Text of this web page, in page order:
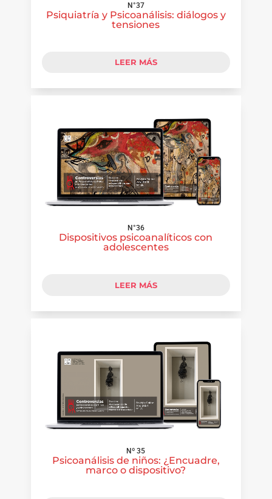
N°37
Psiquiatría y Psicoanálisis: diálogos y
tensiones
LEER MÁS
N°36
Dispositivos psicoanalíticos con
adolescentes
LEER MÁS
Nº 35
Psicoanálisis de niños: ¿Encuadre,
marco o dispositivo?